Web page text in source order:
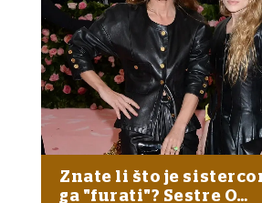
Znate li što je
ga "furati"? Sestre O…